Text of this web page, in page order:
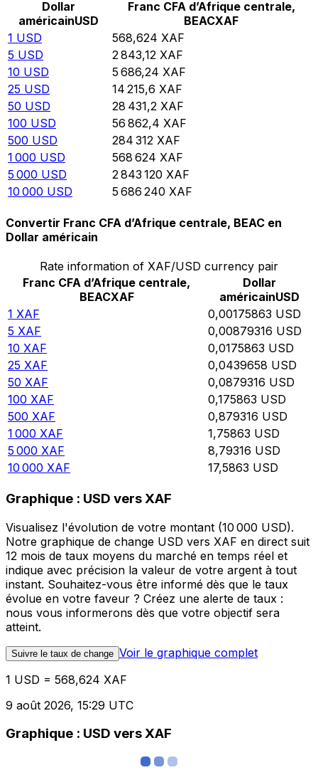
Dollar
américainUSD
Franc CFA d’Afrique centrale,
BEACXAF
1 USD 568,624 XAF
5 USD 2 843,12 XAF
10 USD 5 686,24 XAF
25 USD 14 215,6 XAF
50 USD 28 431,2 XAF
100 USD 56 862,4 XAF
500 USD 284 312 XAF
1 000 USD 568 624 XAF
5 000 USD 2 843 120 XAF
10 000 USD 5 686 240 XAF
Convertir Franc CFA d’Afrique centrale, BEAC en
Dollar américain
Rate information of XAF/USD currency pair
Franc CFA d’Afrique centrale,
BEACXAF
Dollar
américainUSD
1 XAF 0,00175863 USD
5 XAF 0,00879316 USD
10 XAF 0,0175863 USD
25 XAF 0,0439658 USD
50 XAF 0,0879316 USD
100 XAF 0,175863 USD
500 XAF 0,879316 USD
1 000 XAF 1,75863 USD
5 000 XAF 8,79316 USD
10 000 XAF 17,5863 USD
Graphique : USD vers XAF
Visualisez l'évolution de votre montant (10 000 USD).
Notre graphique de change USD vers XAF en direct suit
12 mois de taux moyens du marché en temps réel et
indique avec précision la valeur de votre argent à tout
instant. Souhaitez-vous être informé dès que le taux
évolue en votre faveur ? Créez une alerte de taux :
nous vous informerons dès que votre objectif sera
atteint.
Suivre le taux de change Voir le graphique complet
1 USD = 568,624 XAF
9 août 2026, 15:29 UTC
Graphique : USD vers XAF